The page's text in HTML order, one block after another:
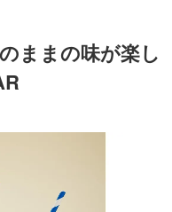
ままの味が楽し